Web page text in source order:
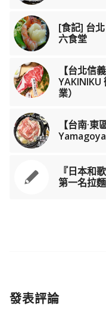
[食記] 台
六食堂
【台北信
YAKINIKU
業）
【台南·
『日本和
第一名拉
發表評論